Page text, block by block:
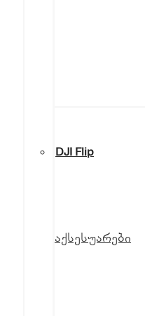
DJI Flip
აქსესუარები